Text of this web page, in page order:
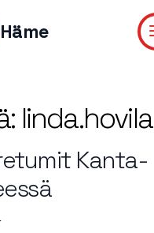
Häme
linda.hovila
Kanta-